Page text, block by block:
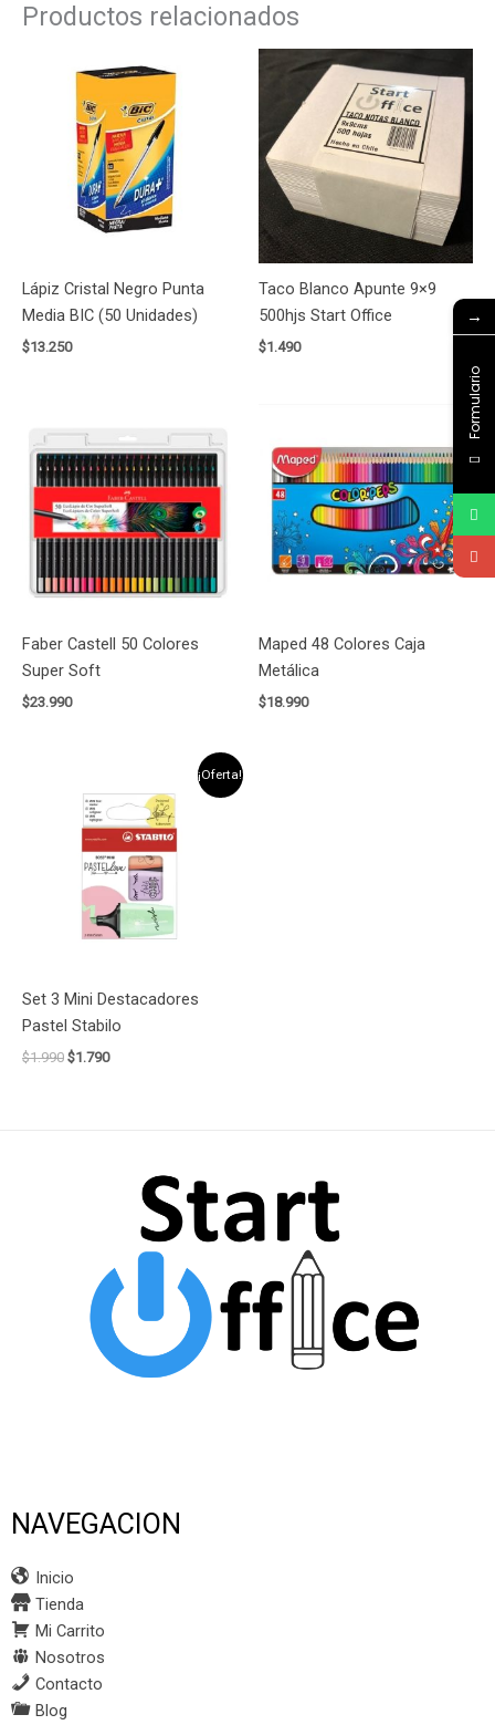
Productos relacionados
Lápiz Cristal Negro Punta
Media BIC (50 Unidades)
$13.250
Taco Blanco Apunte 9×9
500hjs Start Office
$1.490
Faber Castell 50 Colores
Super Soft
$23.990
Maped 48 Colores Caja
Metálica
$18.990
¡Oferta!
Set 3 Mini Destacadores
Pastel Stabilo
$1.990
original
era:
$1.990.
$1.790
actual
es:
$1.790.
NAVEGACION
Inicio
Tienda
Mi Carrito
Nosotros
Contacto
Blog
→
Formulario